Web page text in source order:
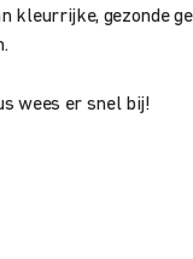
kleurrijke, gezonde
wees er snel bij!